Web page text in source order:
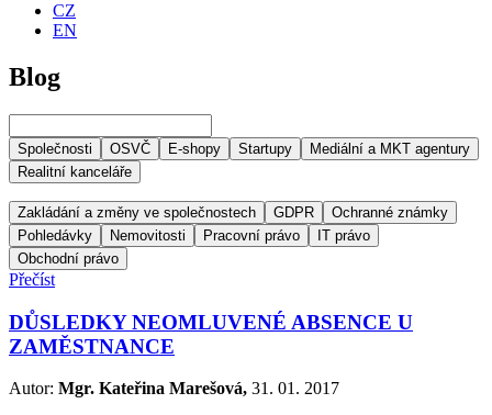
CZ
EN
Blog
Společnosti OSVČ E-shopy Startupy
Mediální a MKT agentury
Realitní kanceláře
Zakládání a změny ve společnostech GDPR
Ochranné známky
Pohledávky
Nemovitosti Pracovní právo
IT právo
Obchodní právo
Přečíst
DŮSLEDKY NEOMLUVENÉ ABSENCE U
ZAMĚSTNANCE
Autor: Mgr. Kateřina Marešová, 31. 01. 2017